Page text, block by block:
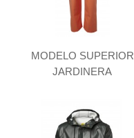
MODELO SUPERIOR
JARDINERA